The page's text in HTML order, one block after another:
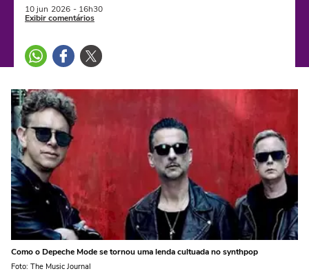
10 jun 2026 - 16h30
Exibir comentários
Como o Depeche Mode se tornou uma lenda cultuada no synthpop
Foto: The Music Journal